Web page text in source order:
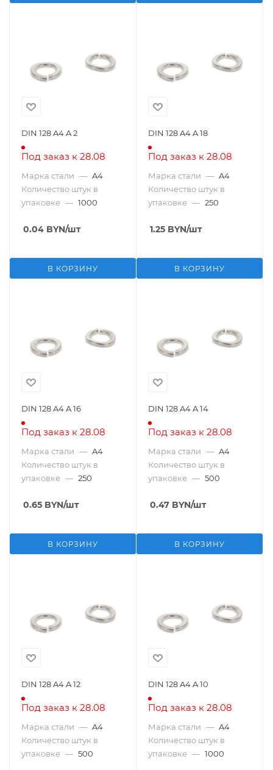
DIN 128 A4 A 2
Под заказ к 28.08
Марка стали — A4
Количество штук в
упаковке — 1000
0.04 BYN/шт
В КОРЗИНУ
DIN 128 A4 A 18
Под заказ к 28.08
Марка стали — A4
Количество штук в
упаковке — 250
1.25 BYN/шт
В КОРЗИНУ
DIN 128 A4 A 16
Под заказ к 28.08
Марка стали — A4
Количество штук в
упаковке — 250
0.65 BYN/шт
В КОРЗИНУ
DIN 128 A4 A 14
Под заказ к 28.08
Марка стали — A4
Количество штук в
упаковке — 500
0.47 BYN/шт
В КОРЗИНУ
DIN 128 A4 A 12
Под заказ к 28.08
Марка стали — A4
Количество штук в
упаковке — 500
DIN 128 A4 A 10
Под заказ к 28.08
Марка стали — A4
Количество штук в
упаковке — 1000